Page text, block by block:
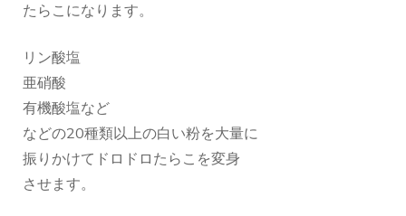
たらこになります。
リン酸塩
亜硝酸
有機酸塩など
などの20種類以上の白い粉を大量に
振りかけてドロドロたらこを変身
させます。